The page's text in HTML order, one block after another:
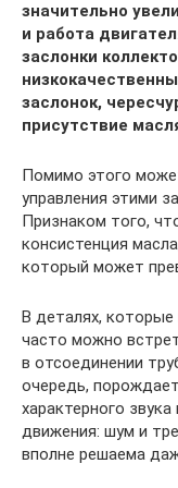
значительно
и работа
заслонки
заслонок,
присутствие
Помимо этого
управления этими
Признаком того,
консистенция
который может
В деталях, которые
часто можно
в отсоединении
очередь,
характерного
движения: шум и
вполне решаема